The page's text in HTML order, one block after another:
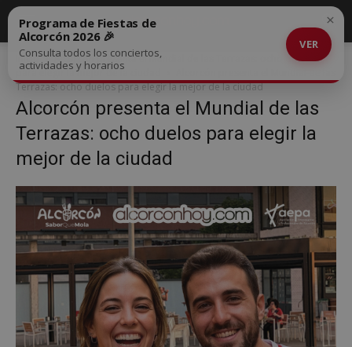
Inicio
Alcorcón presenta el Mundial de las Terrazas: ocho duelos
para elegir la mejor de la ciudad
Terrazas: ocho duelos para elegir la mejor de la ciudad
Alcorcón presenta el Mundial de las
Terrazas: ocho duelos para elegir la
mejor de la ciudad
Programa de Fiestas de
Alcorcón 2026 🎉
Consulta todos los conciertos,
actividades y horarios
VER
×